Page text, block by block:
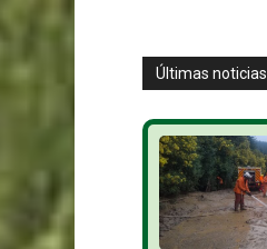
Últimas noticias